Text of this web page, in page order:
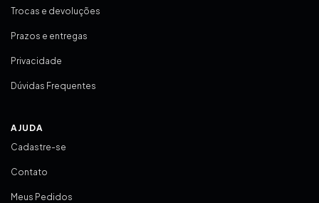
Trocas e devoluções
Prazos e entregas
Privacidade
Dúvidas Frequentes
AJUDA
Cadastre-se
Contato
Meus Pedidos